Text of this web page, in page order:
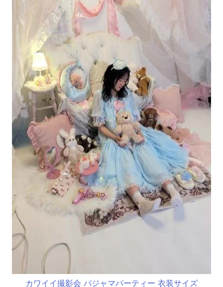
カワイイ撮影会 パジャマパーティー 衣装サイズ